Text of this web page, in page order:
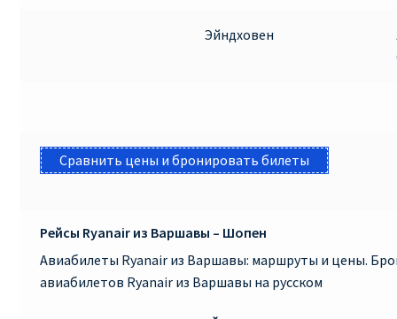
РАЙАНЭЙР НА РУССКОМ | КНФТФШК
РЕГИСТРАЦИЯ НА РЕЙС RYANAIR
Эйндховен
Сравнить цены и бронировать билеты
Рейсы Ryanair из Варшавы – Шопен
Авиабилеты Ryanair из Варшавы: маршруты и цены.
авиабилетов Ryanair из Варшавы на русском